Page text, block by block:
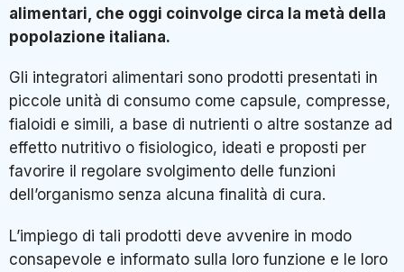
alimentari, che oggi coinvolge circa la metà della
popolazione italiana.
Gli integratori alimentari sono prodotti presentati in
piccole unità di consumo come capsule, compresse,
fialoidi e simili, a base di nutrienti o altre sostanze ad
effetto nutritivo o fisiologico, ideati e proposti per
favorire il regolare svolgimento delle funzioni
dell’organismo senza alcuna finalità di cura.
L’impiego di tali prodotti deve avvenire in modo
consapevole e informato sulla loro funzione e le loro